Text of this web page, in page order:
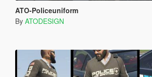
ATO-Policeuniform
By ATODESIGN